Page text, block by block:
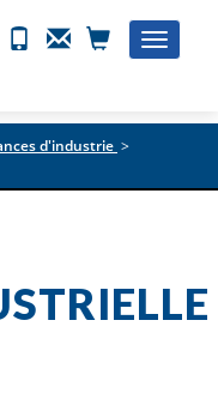
Toggle
d'industrie >